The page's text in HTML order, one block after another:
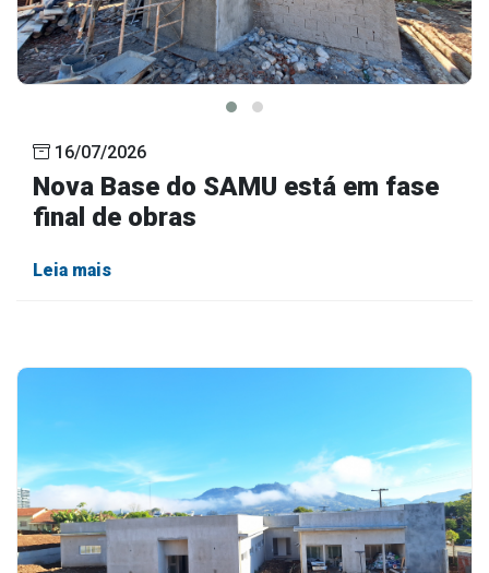
16/07/2026
Nova Base do SAMU está em fase
final de obras
Leia mais